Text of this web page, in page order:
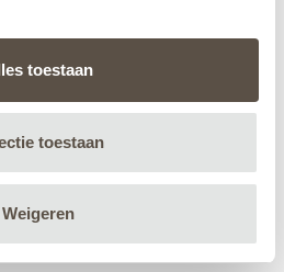
toestaan
toestaan
Weigeren